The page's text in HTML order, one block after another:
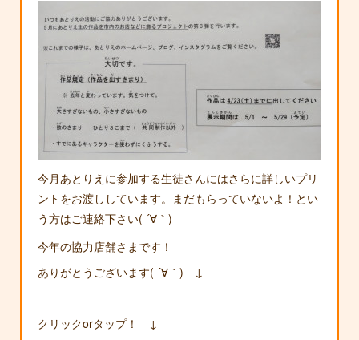
今月あとりえに参加する生徒さんにはさらに詳しいプリ
ントをお渡ししています。まだもらっていないよ！とい
う方はご連絡下さい( ´∀｀)
今年の協力店舗さまです！
ありがとうございます( ´∀｀) ↓
クリックorタップ！ ↓